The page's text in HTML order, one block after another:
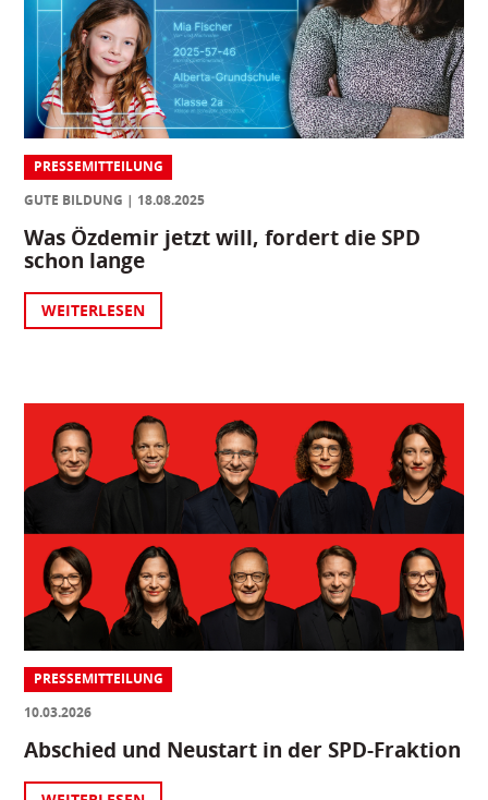
PRESSEMITTEILUNG
GUTE BILDUNG
18.08.2025
Was Özdemir jetzt will, fordert die SPD
schon lange
WEITERLESEN
PRESSEMITTEILUNG
10.03.2026
Abschied und Neustart in der SPD-Fraktion